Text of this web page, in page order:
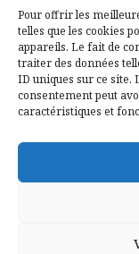
Pour offrir les
telles que les cookies
appareils. Le fait de
traiter des données
ID uniques sur ce site.
consentement peut
caractéristiques et
Contactez-
Mentions